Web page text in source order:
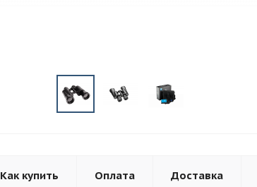
Как купить Оплата Доставка